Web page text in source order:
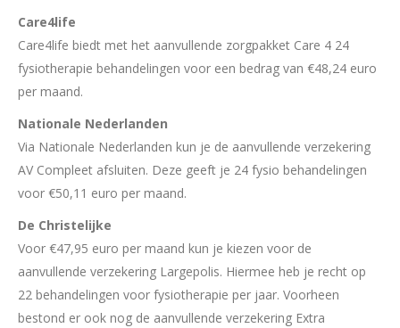
Care4life
Care4life biedt met het aanvullende zorgpakket Care 4 24
fysiotherapie behandelingen voor een bedrag van €48,24 euro
per maand.
Nationale Nederlanden
Via Nationale Nederlanden kun je de aanvullende verzekering
AV Compleet afsluiten. Deze geeft je 24 fysio behandelingen
voor €50,11 euro per maand.
De Christelijke
Voor €47,95 euro per maand kun je kiezen voor de
aanvullende verzekering Largepolis. Hiermee heb je recht op
22 behandelingen voor fysiotherapie per jaar. Voorheen
bestond er ook nog de aanvullende verzekering Extra